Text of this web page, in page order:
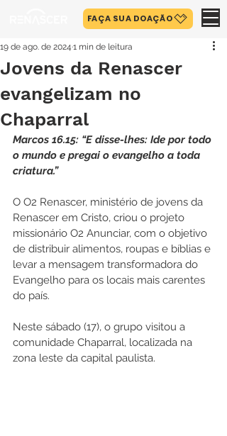
FAÇA SUA DOAÇÃO
Jovens da Renascer
evangelizam no
Chaparral
19 de ago. de 2024 1 min de leitura
Marcos 16.15: “E disse-lhes: Ide por todo
o mundo e pregai o evangelho a toda
criatura.”
O O2 Renascer, ministério de jovens da
Renascer em Cristo, criou o projeto
missionário O2 Anunciar, com o objetivo
de distribuir alimentos, roupas e bíblias e
levar a mensagem transformadora do
Evangelho para os locais mais carentes
do país.
Neste sábado (17), o grupo visitou a
comunidade Chaparral, localizada na
zona leste da capital paulista.